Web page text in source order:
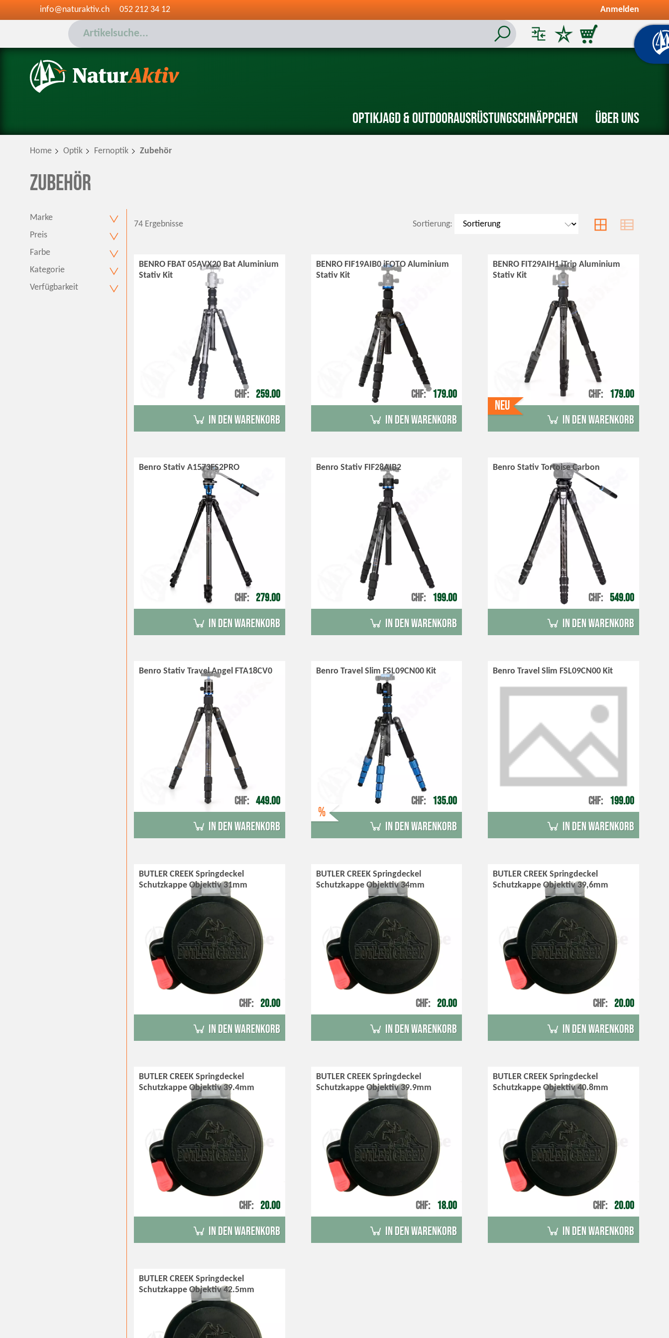
info@naturaktiv.ch 052 212 34 12 Anmelden
OptikJagd & OutdoorAusrüstungSchnäppchen Über uns
Home Optik Fernoptik Zubehör
Zubehör
Marke
Preis
Farbe
Kategorie
Verfügbarkeit
74 Ergebnisse Sortierung:
BENRO FBAT 05AVX20 Bat Aluminium
Stativ Kit
CHF 259.00
in den Warenkorb
BENRO FIF19AIB0 iFOTO Aluminium
Stativ Kit
CHF 179.00
in den Warenkorb
Neu
BENRO FIT29AIH1 iTrip Aluminium
Stativ Kit
CHF 179.00
in den Warenkorb
Benro Stativ A1573FS2PRO
CHF 279.00
in den Warenkorb
Benro Stativ FIF28AIB2
CHF 199.00
in den Warenkorb
Benro Stativ Tortoise Carbon
CHF 549.00
in den Warenkorb
Benro Stativ Travel Angel FTA18CV0
CHF 449.00
in den Warenkorb
%
Benro Travel Slim FSL09CN00 Kit
CHF 135.00
in den Warenkorb
Benro Travel Slim FSL09CN00 Kit
CHF 199.00
in den Warenkorb
BUTLER CREEK Springdeckel
Schutzkappe Objektiv 31mm
CHF 20.00
in den Warenkorb
BUTLER CREEK Springdeckel
Schutzkappe Objektiv 34mm
CHF 20.00
in den Warenkorb
BUTLER CREEK Springdeckel
Schutzkappe Objektiv 39,6mm
CHF 20.00
in den Warenkorb
BUTLER CREEK Springdeckel
Schutzkappe Objektiv 39.4mm
CHF 20.00
in den Warenkorb
BUTLER CREEK Springdeckel
Schutzkappe Objektiv 39.9mm
CHF 18.00
in den Warenkorb
BUTLER CREEK Springdeckel
Schutzkappe Objektiv 40.8mm
CHF 20.00
in den Warenkorb
BUTLER CREEK Springdeckel
Schutzkappe Objektiv 42.5mm